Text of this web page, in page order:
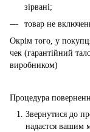
зірвані;
товар не
Окрім того, у
чек (гарантійний
виробником)
Процедура
Звернутися до
надаєтся вашим